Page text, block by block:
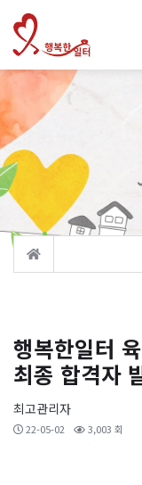
행복한일터
최종 합격자
최고관리자
22-05-02 3,003 회